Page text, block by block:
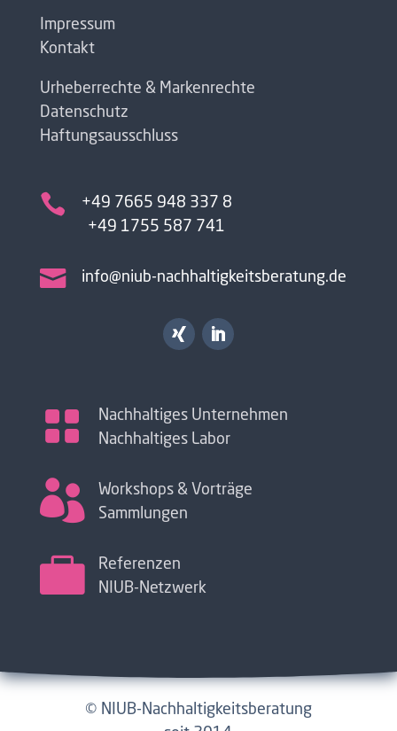
Impressum
Kontakt
Urheberrechte & Markenrechte
Datenschutz
Haftungsausschluss

+49 7665 948 337 8
+49 1755 587 741
 info@niub-nachhaltigkeitsberatung.de

Nachhaltiges Unternehmen
Nachhaltiges Labor

Workshops & Vorträge
Sammlungen

Referenzen
NIUB-Netzwerk
© NIUB-Nachhaltigkeitsberatung